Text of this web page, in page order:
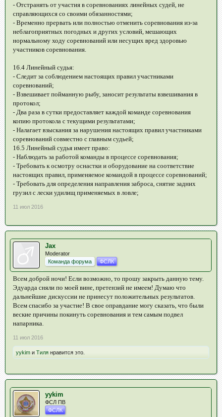
- Отстранять от участия в соревнованиях линейных судей, не
справляющихся со своими обязанностями;
- Временно прервать или полностью отменить соревнования из-за
неблагоприятных погодных и других условий, мешающих
нормальному ходу соревнований или несущих вред здоровью
участников соревнования.
16.4 Линейный судья:
- Следит за соблюдением настоящих правил участниками
соревнований;
- Взвешивает пойманную рыбу, заносит результаты взвешивания в
протокол;
- Два раза в сутки предоставляет каждой команде соревнования
копию протокола с текущими результатами;
- Налагает взыскания за нарушения настоящих правил участниками
соревнований совместно с главным судьей;
16.5 Линейный судья имеет право:
- Наблюдать за работой команды в процессе соревнования;
- Требовать к осмотру оснастки и оборудование на соответствие
настоящих правил, применяемое командой в процессе соревнований;
- Требовать для определения направления заброса, снятие задних
грузил с лески удилищ применяемых в ловле;
11 июл 2016
Jax
Moderator
Команда форума
ФСЛК
Всем доброй ночи! Если возможно, то прошу закрыть данную тему.
Эдуарда сняли по моей вине, претензий не имеем! Думаю что
дальнейшие дискуссии не принесут положительных результатов.
Всем спасибо за участие! В свое оправдание могу сказать, что были
веские причины покинуть соревнования и тем самым подвел
напарника.
11 июл 2016
yykim и Тиля нравится это.
yykim
ФСЛ ПВ
ФСЛК